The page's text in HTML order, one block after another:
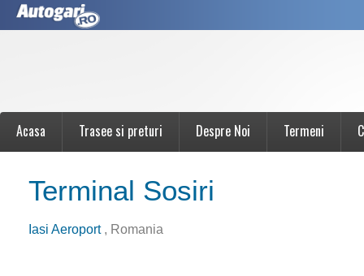
Acasa Trasee si preturi Despre Noi Termeni
Terminal Sosiri
Iasi Aeroport , Romania